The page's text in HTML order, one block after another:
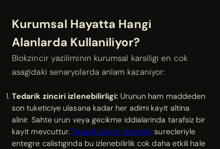
Kurumsal Hayatta Hangi
Alanlarda Kullaniliyor?
Blokzincir yaziliminin kurumsal karsiligi en cok
asagidaki senaryolarda anlam kazaniyor:
Tedarik zinciri izlenebilirligi: Urunun ham maddeden
son tuketiciye ulasana kadar her adimi kayit altina
alinir. Sahte urun veya gecikme iddialarinda tarafsiz bir
kayit mevcuttur.Tedarik zinciri yonetimisurecleriyle
entegre calistiginda bu izlenebilirlik cok daha etkili hale